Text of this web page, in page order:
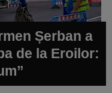
Șerban a
de la Eroilor: